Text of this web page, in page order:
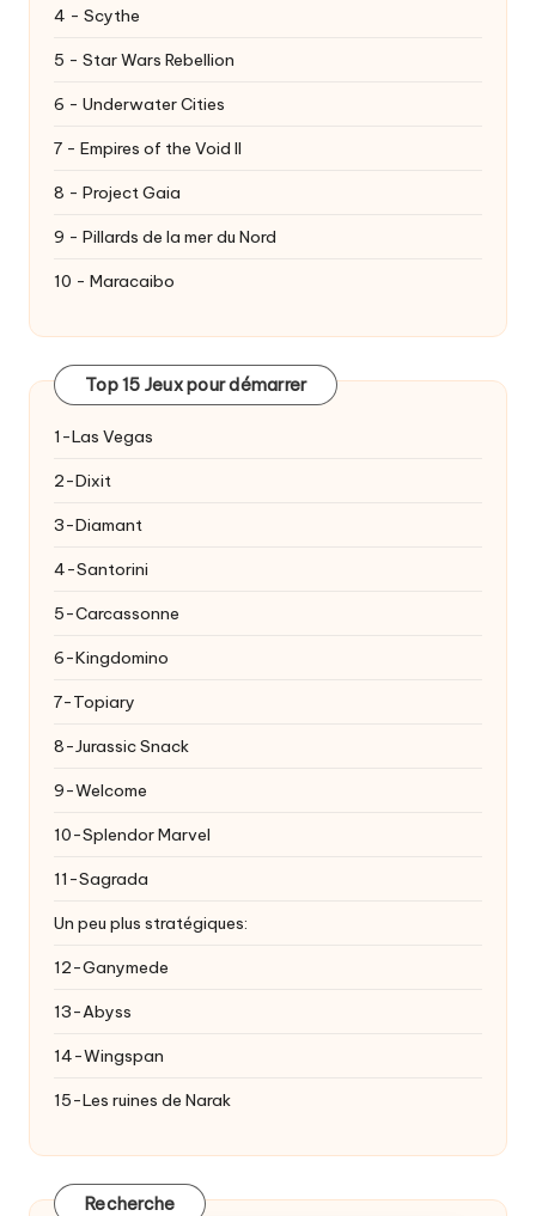
4 - Scythe
5 - Star Wars Rebellion
6 - Underwater Cities
7 - Empires of the Void II
8 - Project Gaia
9 - Pillards de la mer du Nord
10 - Maracaibo
Top 15 Jeux pour démarrer
1-Las Vegas
2-Dixit
3-Diamant
4-Santorini
5-Carcassonne
6-Kingdomino
7-Topiary
8-Jurassic Snack
9-Welcome
10-Splendor Marvel
11-Sagrada
Un peu plus stratégiques:
12-Ganymede
13-Abyss
14-Wingspan
15-Les ruines de Narak
Recherche